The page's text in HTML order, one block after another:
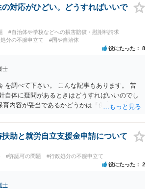
処がつかないかもしれないですね。
対応がひどい。どうすればいいで
#自治体や学校などへの損害賠償・慰謝料請求
分の不服申立て #国や自治体
役にたった 8
士
を調べて下さい。 こんな記事もあります。 苦
自体に疑問があるときはどうすればいいのでし
育内容が妥当であるかどうかは「保育所保育指
ずにこじれた時には、苦情を文書にして保育園
は保護者の苦情に耳を傾けなくてはならないと
ための第三者委員を施設ごとにおくことも指
園との相談や交渉で解決できない時には、区市
正化委員会」が設置されています。 認可保育所
助と就労自立支援金申請について
#許認可の問題 #行政処分の不服申立て
役にたった 2
士